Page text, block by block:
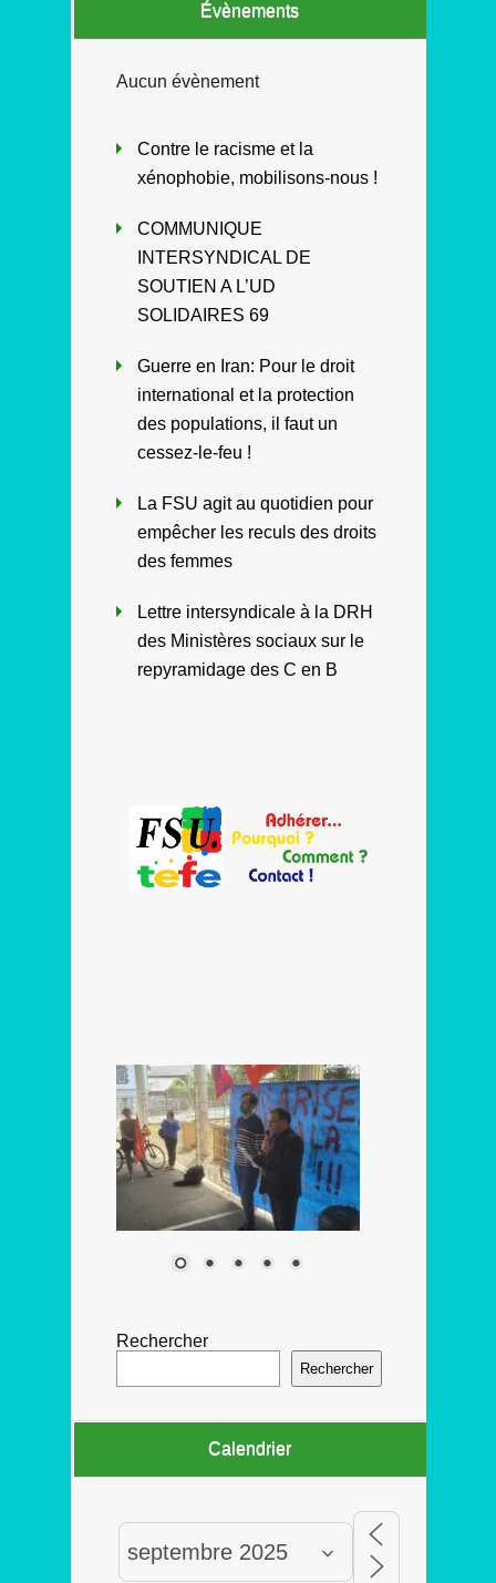
Évènements
Aucun évènement
Contre le racisme et la
xénophobie, mobilisons-nous !
COMMUNIQUE
INTERSYNDICAL DE
SOUTIEN A L’UD
SOLIDAIRES 69
Guerre en Iran: Pour le droit
international et la protection
des populations, il faut un
cessez-le-feu !
La FSU agit au quotidien pour
empêcher les reculs des droits
des femmes
Lettre intersyndicale à la DRH
des Ministères sociaux sur le
repyramidage des C en B
Rechercher
Rechercher
Calendrier